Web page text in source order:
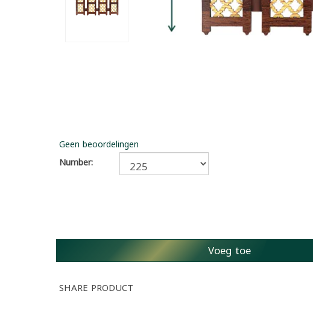
Geen beoordelingen
Number:
Voeg toe
SHARE PRODUCT